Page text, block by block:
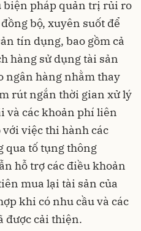
pháp quản trị rủi ro
bộ, xuyên suốt để
tín dụng, bao gồm cả
hàng sử dụng tài sản
ngân hàng nhằm thay
rút ngắn thời gian xử lý
và các khoản phí liên
với việc thi hành các
qua tố tụng thông
hỗ trợ các điều khoản
mua lại tài sản của
khi có nhu cầu và các
được cải thiện.